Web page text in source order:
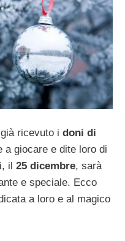
ricevuto i doni di
a giocare e dite loro di
il 25 dicembre, sarà
e speciale. Ecco
a loro e al magico